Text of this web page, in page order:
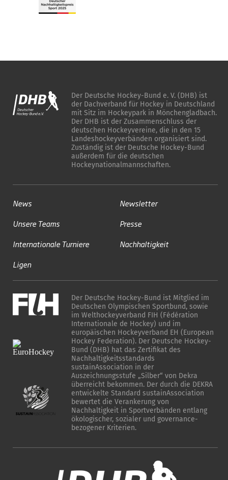
Der Deutsche Hockey-Bund e. V. (DHB) ist
der Dachverband für Hockey in Deutschland
mit Sitz im Hockeypark in Mönchengladbach.
Der DHB ist der Zusammenschluss der
deutschen Hockeyvereine, die in den 15
Landeshockeyverbänden organisiert sind.
Zuständig ist der Deutsche Hockey-Bund
außerdem für die deutschen
Hockeynationalmannschaften.
News
Unsere Teams
Internationale Turniere
Ligen
Newsletter
Presse
Nachhaltigkeit
Der Deutsche Hockey-Bund ist Mitglied im
Deutschen Olympischen Sportbund, sowie
im Welthockeyverband FIH (Fédération
Internationale de Hockey) und im
europäischen Hockeyverband EH (European
Hockey Federation). Der Deutsche Hockey-
Bund (DHB) hat das Zertifikat des
Nachhaltigkeitsstandards
sustainAssociation in der
Auszeichnungsstufe „Silber“ von Dekra
überreicht bekommen. Der durch die DEKRA
entwickelte Standard sustainAssociation
bewertet die Verankerung von
Nachhaltigkeit in Sportverbänden entlang
ökologischer, sozialer und governance-
bezogener Kriterien.